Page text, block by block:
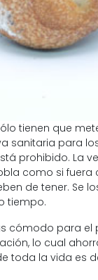
tienen que
sanitaria para
prohibido. La
como si fuera
de tener. Se
tiempo.
cómodo para el
lo cual
toda la vida es